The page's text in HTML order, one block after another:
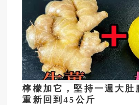
檸檬加它，堅持一週大肚
重新回到45公斤